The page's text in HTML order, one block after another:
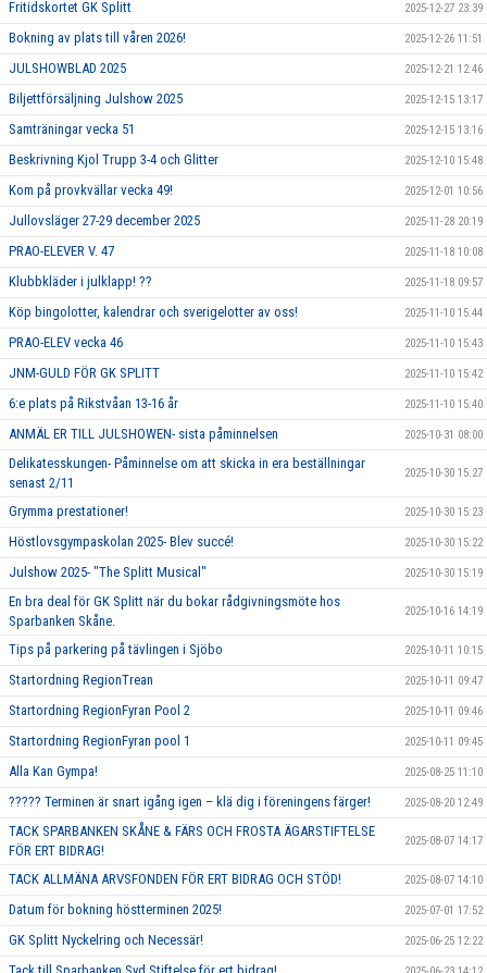
Fritidskortet GK Splitt 2025-12-27 23:39
Bokning av plats till våren 2026! 2025-12-26 11:51
JULSHOWBLAD 2025 2025-12-21 12:46
Biljettförsäljning Julshow 2025 2025-12-15 13:17
Samträningar vecka 51 2025-12-15 13:16
Beskrivning Kjol Trupp 3-4 och Glitter 2025-12-10 15:48
Kom på provkvällar vecka 49! 2025-12-01 10:56
Jullovsläger 27-29 december 2025 2025-11-28 20:19
PRAO-ELEVER V. 47 2025-11-18 10:08
Klubbkläder i julklapp! ?? 2025-11-18 09:57
Köp bingolotter, kalendrar och sverigelotter av oss! 2025-11-10 15:44
PRAO-ELEV vecka 46 2025-11-10 15:43
JNM-GULD FÖR GK SPLITT 2025-11-10 15:42
6:e plats på Rikstvåan 13-16 år 2025-11-10 15:40
ANMÄL ER TILL JULSHOWEN- sista påminnelsen 2025-10-31 08:00
Delikatesskungen- Påminnelse om att skicka in era beställningar
senast 2/11
2025-10-30 15:27
Grymma prestationer! 2025-10-30 15:23
Höstlovsgympaskolan 2025- Blev succé! 2025-10-30 15:22
Julshow 2025- "The Splitt Musical" 2025-10-30 15:19
En bra deal för GK Splitt när du bokar rådgivningsmöte hos
Sparbanken Skåne.
2025-10-16 14:19
Tips på parkering på tävlingen i Sjöbo 2025-10-11 10:15
Startordning RegionTrean 2025-10-11 09:47
Startordning RegionFyran Pool 2 2025-10-11 09:46
Startordning RegionFyran pool 1 2025-10-11 09:45
Alla Kan Gympa! 2025-08-25 11:10
????? Terminen är snart igång igen – klä dig i föreningens färger! 2025-08-20 12:49
TACK SPARBANKEN SKÅNE & FÄRS OCH FROSTA ÄGARSTIFTELSE
FÖR ERT BIDRAG!
2025-08-07 14:17
TACK ALLMÄNA ARVSFONDEN FÖR ERT BIDRAG OCH STÖD! 2025-08-07 14:10
Datum för bokning höstterminen 2025! 2025-07-01 17:52
GK Splitt Nyckelring och Necessär! 2025-06-25 12:22